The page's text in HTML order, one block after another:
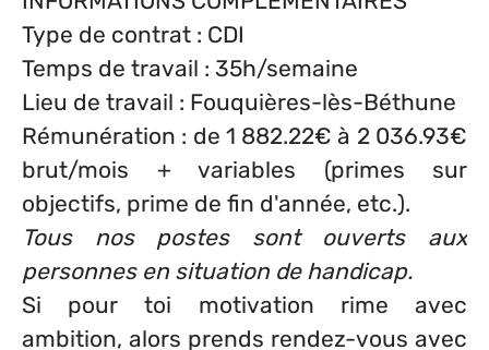
Type de contrat : CDI
Temps de travail : 35h/semaine
Lieu de travail : Fouquières-lès-Béthune
Rémunération : de 1 882.22€ à 2 036.93€
brut/mois + variables (primes sur
objectifs, prime de fin d'année, etc.).
Tous nos postes sont ouverts aux
personnes en situation de handicap.
Si pour toi motivation rime avec
ambition, alors prends rendez-vous avec